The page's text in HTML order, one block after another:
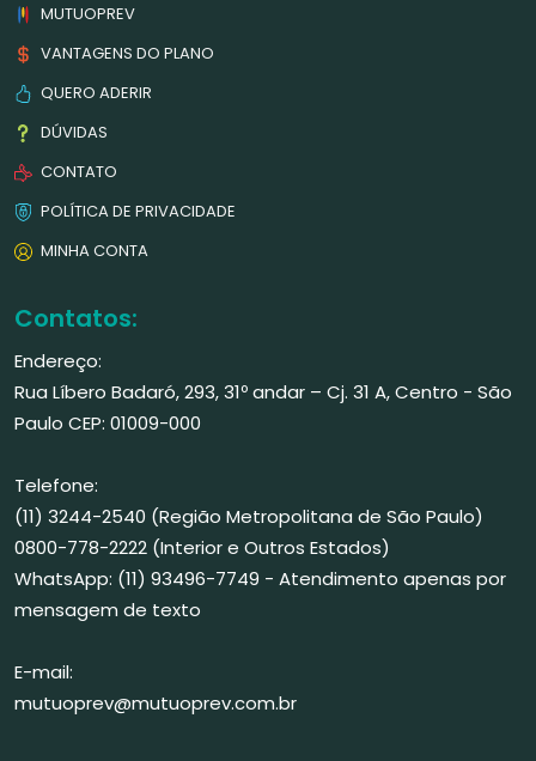
MUTUOPREV
VANTAGENS DO PLANO
QUERO ADERIR
DÚVIDAS
CONTATO
POLÍTICA DE PRIVACIDADE
MINHA CONTA
Contatos:
Endereço:
Rua Líbero Badaró, 293, 31º andar – Cj. 31 A, Centro - São
Paulo CEP: 01009-000
Telefone:
(11) 3244-2540 (Região Metropolitana de São Paulo)
0800-778-2222 (Interior e Outros Estados)
WhatsApp: (11) 93496-7749 - Atendimento apenas por
mensagem de texto
E-mail:
mutuoprev@mutuoprev.com.br